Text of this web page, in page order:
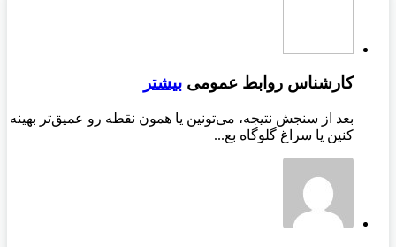
کارشناس روابط عمومی بیشتر
بعد از سنجش نتیجه، می‌تونین یا همون نقطه رو عمیق‌تر بهینه
کنین یا سراغ گلوگاه بع...